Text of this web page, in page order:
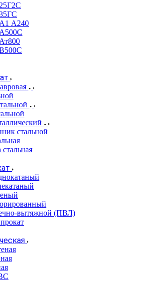
А240
стальной
вытяжной (ПВЛ)